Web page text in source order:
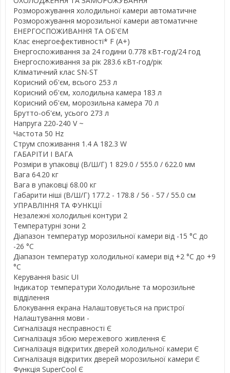
Розморожування холодильної камери автоматичне
Розморожування морозильної камери автоматичне
ЕНЕРГОСПОЖИВАННЯ ТА ОБ'ЄМ
Клас енергоефективності* F (A+)
Енергоспоживання за 24 години 0.778 кВт-год/24 год
Енергоспоживання за рік 283.6 кВт-год/рік
Кліматичний клас SN-ST
Корисний об'єм, всього 253 л
Корисний об'єм, холодильна камера 183 л
Корисний об'єм, морозильна камера 70 л
Брутто-об'єм, усього 273 л
Напруга 220-240 V ~
Частота 50 Hz
Струм споживання 1.4 A 182.3 W
ГАБАРІТИ І ВАГА
Розміри в упаковці (В/Ш/Г) 1 829.0 / 555.0 / 622.0 мм
Вага 64.20 кг
Вага в упаковці 68.00 кг
Габарити ніші (В/Ш/Г) 177.2 - 178.8 / 56 - 57 / 55.0 см
УПРАВЛІННЯ ТА ФУНКЦІЇ
Незалежні холодильні контури 2
Температурні зони 2
Діапазон температур морозильної камери від -15 °C до
-26 °C
Діапазон температур холодильної камери від +2 °C до +9
°C
Керування basic UI
Індикатор температури Холодильне та морозильне
відділення
Блокування екрана Налаштовується на пристрої
Налаштування мови -
Сигналізація несправності Є
Сигналізація збою мережевого живлення Є
Сигналізація відкритих дверей холодильної камери Є
Сигналізація відкритих дверей морозильної камери Є
Функція SuperCool Є